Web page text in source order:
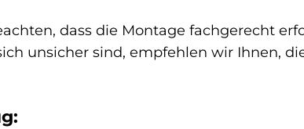
dass die Montage fachgerecht
unsicher sind, empfehlen wir Ihnen,